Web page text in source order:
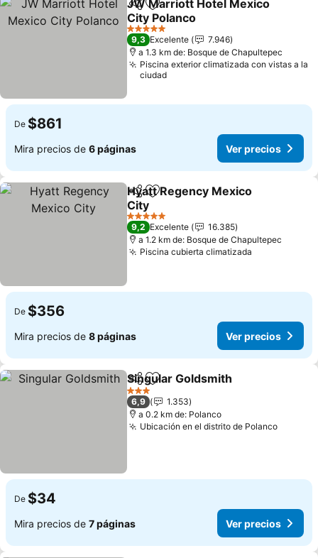
CompartirAgregar a favoritos
JW Marriott Hotel Mexico
City Polanco
5 Estrellas
9,3 Excelente
7.946
a 1.3 km de: Bosque de Chapultepec
Piscina exterior climatizada con vistas a la
ciudad
De $861
Mira precios de 6 páginas Ver precios
CompartirAgregar a favoritos
Hyatt Regency Mexico
City
5 Estrellas
9,2 Excelente
16.385
a 1.2 km de: Bosque de Chapultepec
Piscina cubierta climatizada
De $356
Mira precios de 8 páginas Ver precios
CompartirAgregar a favoritos
Singular Goldsmith
3 Estrellas
6,9
1.353
a 0.2 km de: Polanco
Ubicación en el distrito de Polanco
De $34
Mira precios de 7 páginas Ver precios